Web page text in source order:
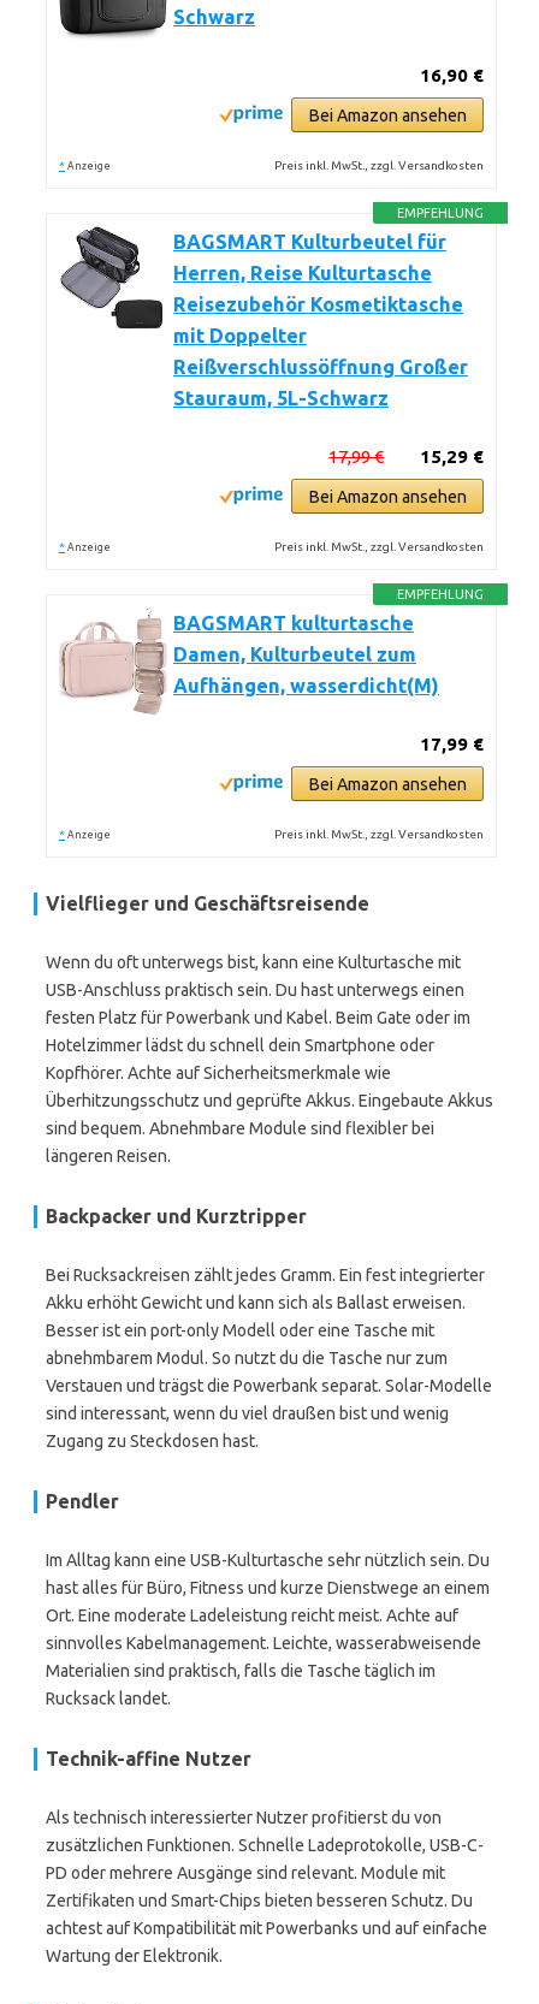
Schwarz
16,90 €
Bei Amazon ansehen
* Anzeige Preis inkl. MwSt., zzgl. Versandkosten
EMPFEHLUNG
BAGSMART Kulturbeutel für
Herren, Reise Kulturtasche
Reisezubehör Kosmetiktasche
mit Doppelter
Reißverschlussöffnung Großer
Stauraum, 5L-Schwarz
15,29 €
17,99 €
Bei Amazon ansehen
* Anzeige Preis inkl. MwSt., zzgl. Versandkosten
EMPFEHLUNG
BAGSMART kulturtasche
Damen, Kulturbeutel zum
Aufhängen, wasserdicht(M)
17,99 €
Bei Amazon ansehen
* Anzeige Preis inkl. MwSt., zzgl. Versandkosten
Vielflieger und Geschäftsreisende
Wenn du oft unterwegs bist, kann eine Kulturtasche mit
USB-Anschluss praktisch sein. Du hast unterwegs einen
festen Platz für Powerbank und Kabel. Beim Gate oder im
Hotelzimmer lädst du schnell dein Smartphone oder
Kopfhörer. Achte auf Sicherheitsmerkmale wie
Überhitzungsschutz und geprüfte Akkus. Eingebaute Akkus
sind bequem. Abnehmbare Module sind flexibler bei
längeren Reisen.
Backpacker und Kurztripper
Bei Rucksackreisen zählt jedes Gramm. Ein fest integrierter
Akku erhöht Gewicht und kann sich als Ballast erweisen.
Besser ist ein port-only Modell oder eine Tasche mit
abnehmbarem Modul. So nutzt du die Tasche nur zum
Verstauen und trägst die Powerbank separat. Solar-Modelle
sind interessant, wenn du viel draußen bist und wenig
Zugang zu Steckdosen hast.
Pendler
Im Alltag kann eine USB-Kulturtasche sehr nützlich sein. Du
hast alles für Büro, Fitness und kurze Dienstwege an einem
Ort. Eine moderate Ladeleistung reicht meist. Achte auf
sinnvolles Kabelmanagement. Leichte, wasserabweisende
Materialien sind praktisch, falls die Tasche täglich im
Rucksack landet.
Technik-affine Nutzer
Als technisch interessierter Nutzer profitierst du von
zusätzlichen Funktionen. Schnelle Ladeprotokolle, USB-C-
PD oder mehrere Ausgänge sind relevant. Module mit
Zertifikaten und Smart-Chips bieten besseren Schutz. Du
achtest auf Kompatibilität mit Powerbanks und auf einfache
Wartung der Elektronik.